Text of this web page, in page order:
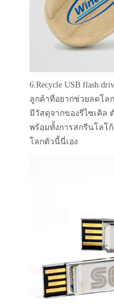
6.Recycle USB flash
ลูกค้าที่อยากช่วยลดโล
มีวัสดุจากของรีไซเคิล
พร้อมทั้งการสกรีนโลโ
โลกตัวนี้นี่เอง